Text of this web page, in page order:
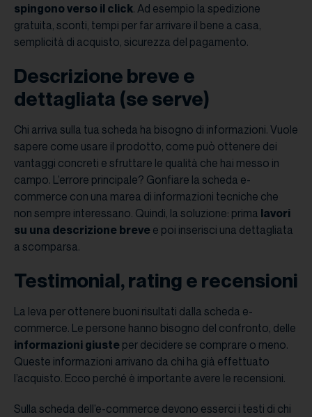
spingono verso il click. Ad esempio la spedizione
gratuita, sconti, tempi per far arrivare il bene a casa,
semplicità di acquisto, sicurezza del pagamento.
Descrizione breve e
dettagliata (se serve)
Chi arriva sulla tua scheda ha bisogno di informazioni. Vuole
sapere come usare il prodotto, come può ottenere dei
vantaggi concreti e sfruttare le qualità che hai messo in
campo. L’errore principale? Gonfiare la scheda e-
commerce con una marea di informazioni tecniche che
non sempre interessano. Quindi, la soluzione: prima lavori
su una descrizione breve e poi inserisci una dettagliata
a scomparsa.
Testimonial, rating e recensioni
La leva per ottenere buoni risultati dalla scheda e-
commerce. Le persone hanno bisogno del confronto, delle
informazioni giuste per decidere se comprare o meno.
Queste informazioni arrivano da chi ha già effettuato
l’acquisto. Ecco perché è importante avere le recensioni.
Sulla scheda dell’e-commerce devono esserci i testi di chi